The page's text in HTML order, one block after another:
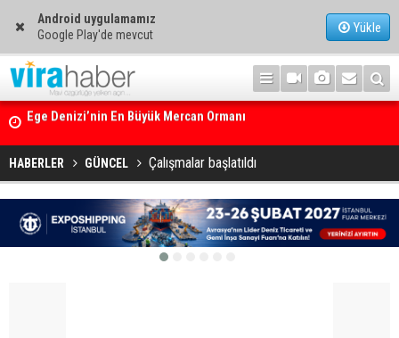
Android uygulamamız
Google Play'de mevcut
Yükle
14. TAYK – Eker Olympos Regatta için geri sayım başladı
HABERLER GÜNCEL Çalışmalar başlatıldı